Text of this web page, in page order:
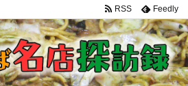
RSS Feedly